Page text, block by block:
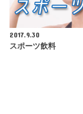
2017.9.30
スポーツ飲料